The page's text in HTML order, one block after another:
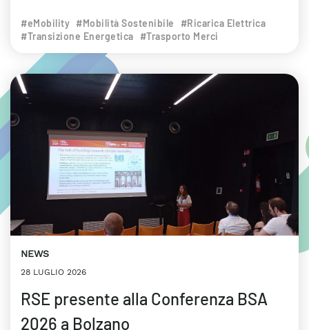
#eMobility #Mobilità Sostenibile
#Ricarica Elettrica
#Transizione Energetica
#Trasporto Merci
NEWS
28 LUGLIO 2026
RSE presente alla Conferenza BSA
2026 a Bolzano